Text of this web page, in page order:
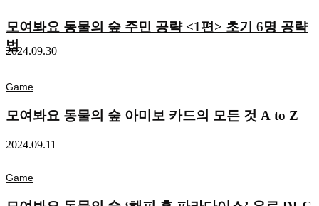
모여봐요 동물의 숲 주민 공략 <1편> 초기 6명 공략
법
2024.09.30
Game
모여봐요 동물의 숲 아미보 카드의 모든 것 A to Z
2024.09.11
Game